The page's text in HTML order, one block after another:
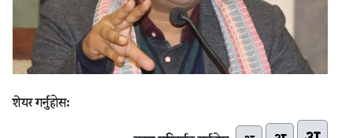
शेयर गर्नुहोस: